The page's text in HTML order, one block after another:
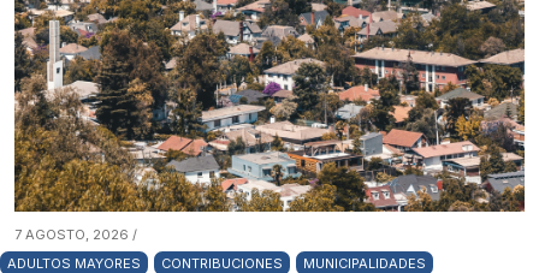
7 AGOSTO, 2026 /
ADULTOS MAYORES
CONTRIBUCIONES
MUNICIPALIDADES